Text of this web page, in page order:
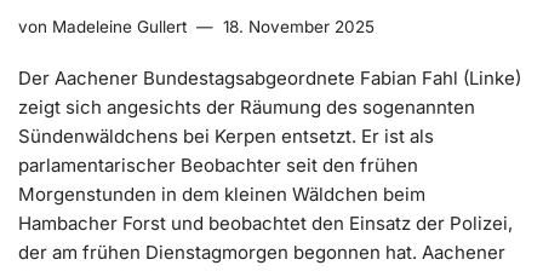
von Madeleine Gullert 18. November 2025
Der Aachener Bundestagsabgeordnete Fabian Fahl (Linke)
zeigt sich angesichts der Räumung des sogenannten
Sündenwäldchens bei Kerpen entsetzt. Er ist als
parlamentarischer Beobachter seit den frühen
Morgenstunden in dem kleinen Wäldchen beim
Hambacher Forst und beobachtet den Einsatz der Polizei,
der am frühen Dienstagmorgen begonnen hat. Aachener